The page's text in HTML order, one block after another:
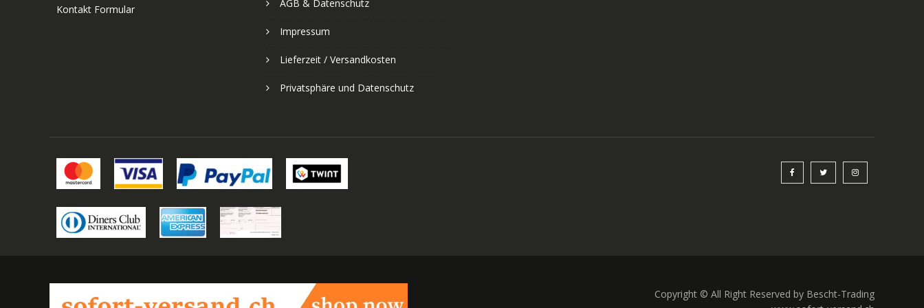
Kontakt Formular AGB & Datenschutz
Impressum
Lieferzeit / Versandkosten
Privatsphäre und Datenschutz
Copyright © All Right Reserved by Bescht-Trading